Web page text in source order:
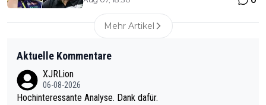
Mehr Artikel
Aktuelle Kommentare
XJRLion
06-08-2026
Hochinteressante Analyse. Dank dafür.